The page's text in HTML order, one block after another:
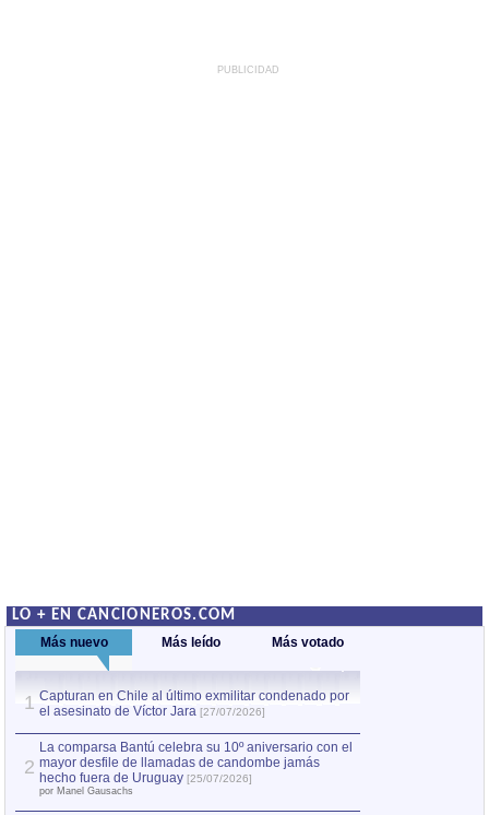
PUBLICIDAD
LO + EN CANCIONEROS.COM
Más nuevo Más leído Más votado
1 Capturan en Chile al último exmilitar condenado por
el asesinato de Víctor Jara [27/07/2026]
2
La comparsa Bantú celebra su 10º aniversario con el
mayor desfile de llamadas de candombe jamás
hecho fuera de Uruguay [25/07/2026]
por Manel Gausachs